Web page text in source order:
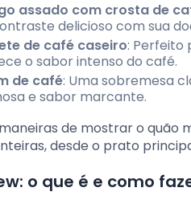
assado com crosta de
delicioso com sua
de café caseiro: Perfeito
o sabor intenso do café.
de café: Uma sobremesa
e sabor marcante.
de mostrar o
desde o prato
o que é e como